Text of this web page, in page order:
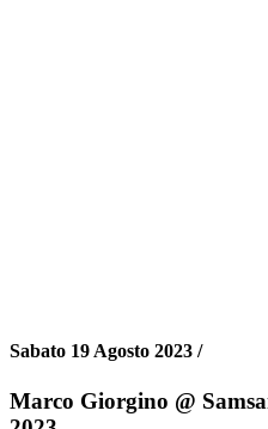
Sabato 19 Agosto 2023 /
Marco Giorgino @